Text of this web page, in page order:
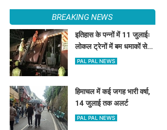
BREAKING NEWS
इतिहास के पन्नों में 11 जुलाईः
लोकल ट्रेनों में बम धमाकों से
दहल गई मुंबई, 189 की मौत
PAL PAL NEWS
हिमाचल में कई जगह भारी वर्षा,
14 जुलाई तक अलर्ट
PAL PAL NEWS